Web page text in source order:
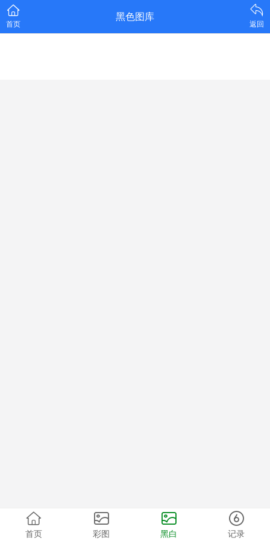
首页
黑色图库
返回
首页 彩图 黑白 记录